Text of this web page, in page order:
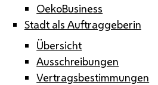
OekoBusiness
Stadt als Auftraggeberin
Übersicht
Ausschreibungen
Vertragsbestimmungen